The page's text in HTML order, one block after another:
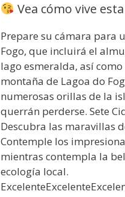
Vea cómo vive
Prepare su cámara para
Fogo, que incluirá el
lago esmeralda, así
montaña de Lagoa do
numerosas orillas de la
querrán perderse. Sete
Descubra las maravillas
Contemple los
mientras contempla la
ecología local.